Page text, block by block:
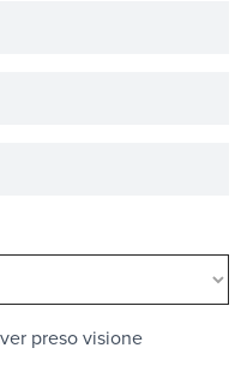
preso visione